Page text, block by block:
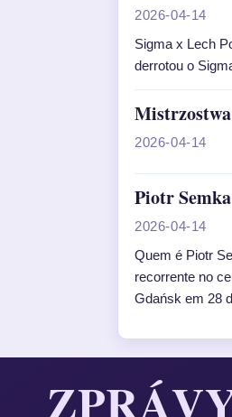
2026-04-14
Sigma x Lech
derrotou o
2026-04-14
Piotr
2026-04-14
Quem é Piotr
recorrente no
Gdańsk em 28